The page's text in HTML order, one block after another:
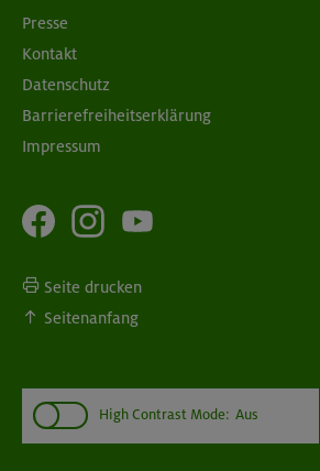
Presse
Kontakt
Datenschutz
Barrierefreiheitserklärung
Impressum
Seite drucken
Seitenanfang
High Contrast Mode: Aus